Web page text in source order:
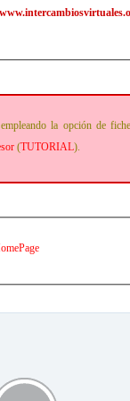
la opción de
(TUTORIAL).